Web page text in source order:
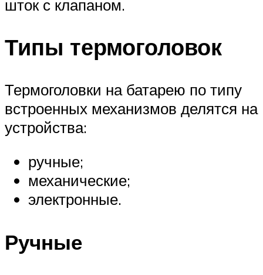
шток с клапаном.
Типы термоголовок
Термоголовки на батарею по типу
встроенных механизмов делятся на
устройства:
ручные;
механические;
электронные.
Ручные